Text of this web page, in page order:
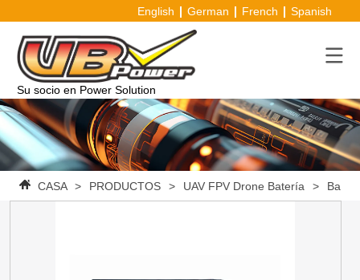
English German French Spanish
Su socio en Power Solution
CASA > PRODUCTOS > UAV FPV Drone Batería >